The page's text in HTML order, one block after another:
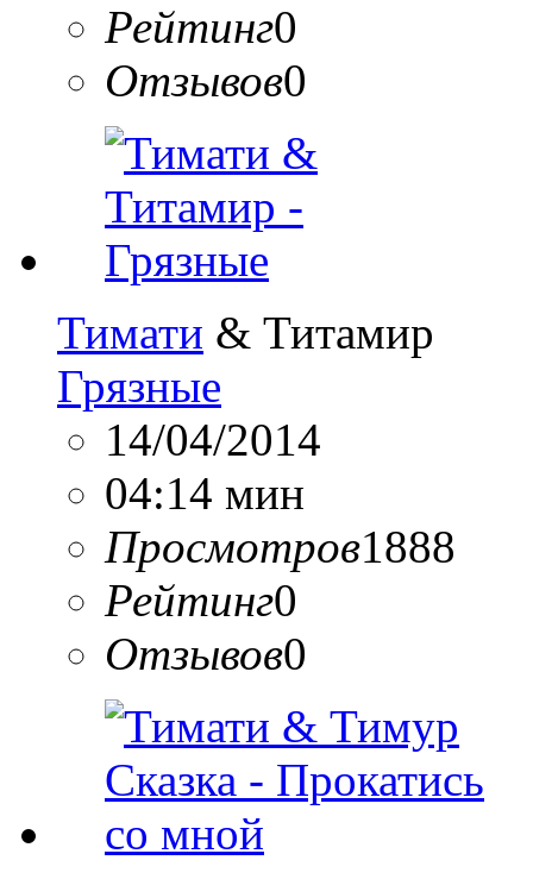
Рейтинг0
Отзывов0
Тимати & Титамир
Грязные
14/04/2014
04:14 мин
Просмотров1888
Рейтинг0
Отзывов0